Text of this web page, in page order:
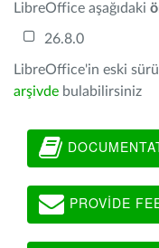
LibreOffice aşağıdaki
26.8.0
LibreOffice'in eski
arşivde bulabilirsiniz
PROVIDE